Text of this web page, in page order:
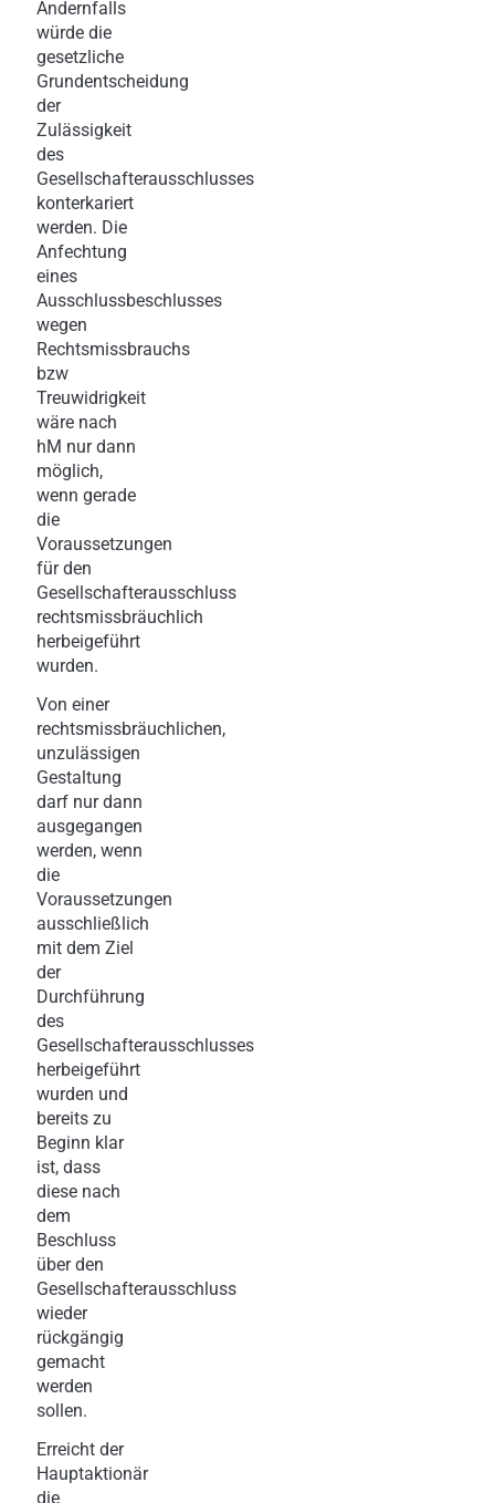
Andernfalls
würde die
gesetzliche
Grundentscheidung
der
Zulässigkeit
des
Gesellschafterausschlusses
konterkariert
werden. Die
Anfechtung
eines
Ausschlussbeschlusses
wegen
Rechtsmissbrauchs
bzw
Treuwidrigkeit
wäre nach
hM nur dann
möglich,
wenn gerade
die
Voraussetzungen
für den
Gesellschafterausschluss
rechtsmissbräuchlich
herbeigeführt
wurden.
Von einer
rechtsmissbräuchlichen,
unzulässigen
Gestaltung
darf nur dann
ausgegangen
werden, wenn
die
Voraussetzungen
ausschließlich
mit dem Ziel
der
Durchführung
des
Gesellschafterausschlusses
herbeigeführt
wurden und
bereits zu
Beginn klar
ist, dass
diese nach
dem
Beschluss
über den
Gesellschafterausschluss
wieder
rückgängig
gemacht
werden
sollen.
Erreicht der
Hauptaktionär
die